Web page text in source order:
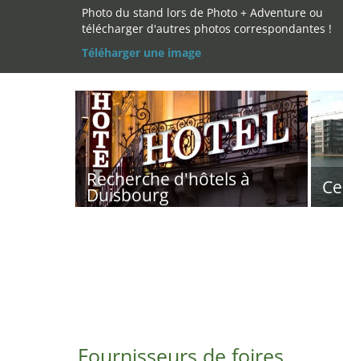
Photo du stand lors de Photo + Adventure ou
télécharger d'autres photos correspondantes !
Téléharger une image
Recherche d'hôtels à
Duisbourg
Fournisseurs de foires